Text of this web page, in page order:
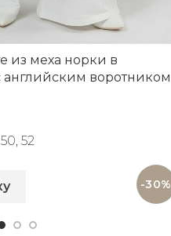
-30%
из меха норки в
английским воротником
52